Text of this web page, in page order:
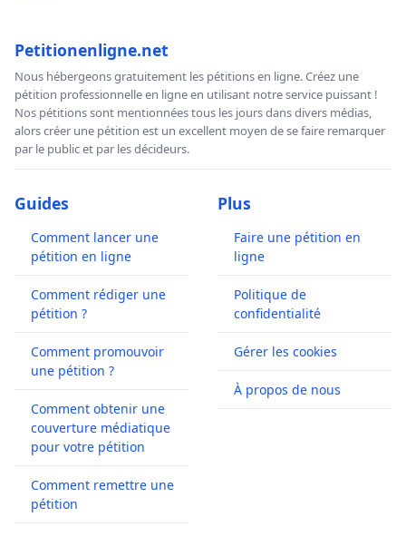
Petitionenligne.net
Nous hébergeons gratuitement les pétitions en ligne. Créez une
pétition professionnelle en ligne en utilisant notre service puissant !
Nos pétitions sont mentionnées tous les jours dans divers médias,
alors créer une pétition est un excellent moyen de se faire remarquer
par le public et par les décideurs.
Guides
Comment lancer une
pétition en ligne
Comment rédiger une
pétition ?
Comment promouvoir
une pétition ?
Comment obtenir une
couverture médiatique
pour votre pétition
Comment remettre une
pétition
Plus
Faire une pétition en
ligne
Politique de
confidentialité
Gérer les cookies
À propos de nous